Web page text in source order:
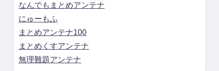
なんでもまとめアンテナ
にゅーもふ
まとめアンテナ100
まとめくすアンテナ
無理難題アンテナ